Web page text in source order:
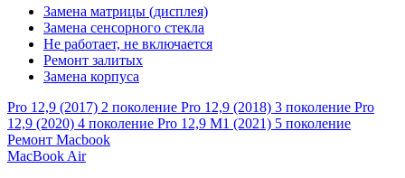
Замена матрицы (дисплея)
Замена сенсорного стекла
Не работает, не включается
Ремонт залитых
Замена корпуса
Pro 12,9 (2017) 2 поколение Pro 12,9 (2018) 3 поколение Pro
12,9 (2020) 4 поколение Pro 12,9 M1 (2021) 5 поколение
Ремонт Macbook
MacBook Air